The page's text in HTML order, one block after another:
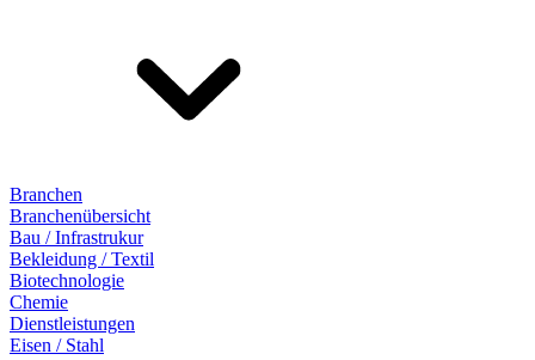
Branchen
Branchenübersicht
Bau / Infrastrukur
Bekleidung / Textil
Biotechnologie
Chemie
Dienstleistungen
Eisen / Stahl